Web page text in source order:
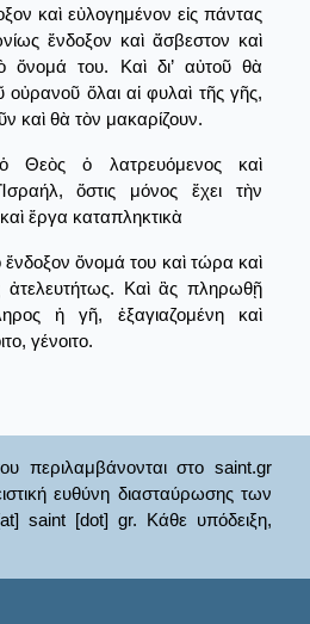
καὶ εὐλογημένον εἰς πάντας
ἔνδοξον καὶ ἄσβεστον καὶ
ὄνομά του. Καὶ δι’ αὐτοῦ θὰ
ὅλαι αἱ φυλαὶ τῆς γῆς,
καὶ θὰ τὸν μακαρίζουν.
Θεὸς ὁ λατρευόμενος καὶ
ὅστις μόνος ἔχει τὴν
ἔργα καταπληκτικὰ
ἔνδοξον ὄνομά του καὶ τώρα καὶ
ἀτελευτήτως. Καὶ ἂς πληρωθῇ
ἡ γῆ, ἐξαγιαζομένη καὶ
γένοιτο.
περιλαμβάνονται στο saint.gr
ευθύνη διασταύρωσης των
saint [dot] gr. Κάθε υπόδειξη,